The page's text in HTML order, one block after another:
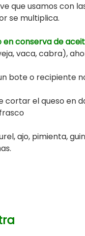
que usamos con
se multiplica.
en conserva de
vaca, cabra),
bote o recipiente
el queso en
ajo, pimienta,